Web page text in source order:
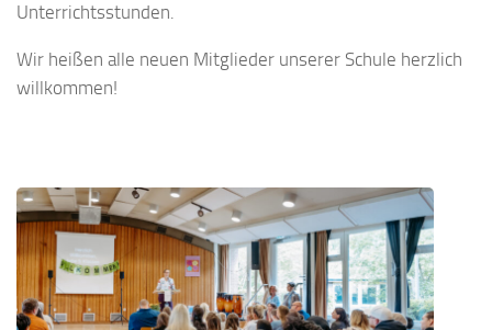
Unterrichtsstunden.
Wir heißen alle neuen Mitglieder unserer Schule herzlich
willkommen!